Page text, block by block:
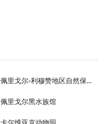
佩里戈尔-利穆赞地区自然保护区
佩里戈尔黑水族馆